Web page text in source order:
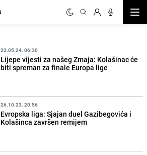
22.05.24. 06:30
Lijepe vijesti za našeg Zmaja: Kolašinac će
biti spreman za finale Europa lige
26.10.23. 20:56
Evropska liga: Sjajan duel Gazibegovića i
Kolašinca završen remijem